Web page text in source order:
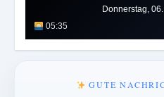
Donnerstag,
05:35
GUTE